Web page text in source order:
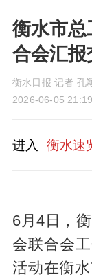
衡水市总
合会汇报
衡水日报 记者 孔
2026-06-05 21:19
进入 衡水速
6月4日，
会联合会
活动在衡